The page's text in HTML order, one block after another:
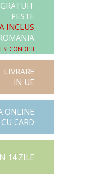
PESTE
INCLUS
SI CONDITII
LIVRARE
IN UE
ONLINE
CU CARD
14 ZILE